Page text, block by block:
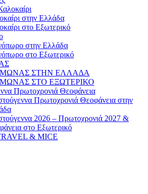
στην Ελλάδα
στο Εξωτερικό
στην Ελλάδα
στο Εξωτερικό
ΣΤΗΝ ΕΛΛΑΔΑ
ΣΤΟ ΕΞΩΤΕΡΙΚΟ
Πρωτοχρονιά Θεοφάνεια
Πρωτοχρονιά Θεοφάνεια στην
2026 – Πρωτοχρονιά 2027 &
στο Εξωτερικό
& MICE